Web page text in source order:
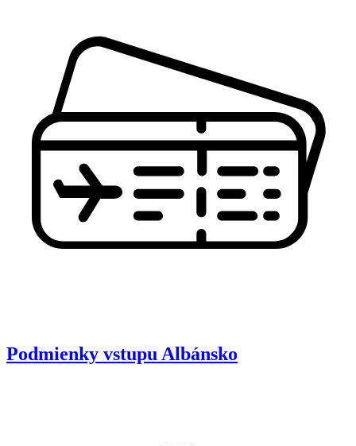
Podmienky vstupu Albánsko